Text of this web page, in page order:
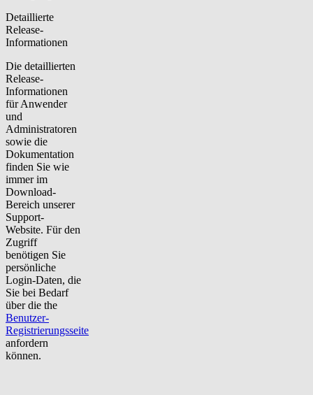
Detaillierte
Release-
Informationen
Die detaillierten
Release-
Informationen
für Anwender
und
Administratoren
sowie die
Dokumentation
finden Sie wie
immer im
Download-
Bereich unserer
Support-
Website. Für den
Zugriff
benötigen Sie
persönliche
Login-Daten, die
Sie bei Bedarf
über die the
Benutzer-
Registrierungsseite
anfordern
können.